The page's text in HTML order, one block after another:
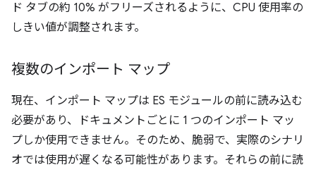
ド タブの約 10% がフリーズされるように、CPU 使用率の
しきい値が調整されます。
複数のインポート マップ
現在、インポート マップは ES モジュールの前に読み込む
必要があり、ドキュメントごとに 1 つのインポート マッ
プしか使用できません。そのため、脆弱で、実際のシナリ
オでは使用が遅くなる可能性があります。それらの前に読